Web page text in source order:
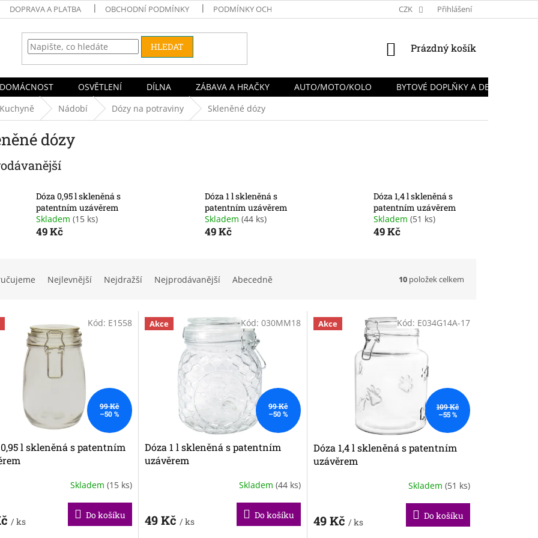
DOPRAVA A PLATBA OBCHODNÍ PODMÍNKY PODMÍNKY OCHRANY OSOBNÍCH ÚDAJŮ REKLAMACE A VRÁCENÍ ZBOŽÍ
CZK Přihlášení
HLEDAT
NÁKUPNÍ
Prázdný košík
DOMÁCNOST OSVĚTLENÍ DÍLNA ZÁBAVA A HRAČKY AUTO/MOTO/KOLO
BYTOVÉ DOPLŇKY A DEKORACE
Kuchyně Nádobí Dózy na potraviny Skleněné dózy
dózy
Dóza 0,95 l skleněná s
patentním uzávěrem
Skladem (15 ks)
49 Kč
Dóza 1 l skleněná s
patentním uzávěrem
Skladem (44 ks)
49 Kč
Dóza 1,4 l skleněná s
patentním uzávěrem
Skladem (51 ks)
49 Kč
Nejlevnější Nejdražší Nejprodávanější Abecedně 10 položek celkem
99 Kč
–50 %
l skleněná s patentním
Skladem (15 ks)
/ ks
Do košíku
Kód: E1558 Akce
99 Kč
–50 %
Dóza 1 l skleněná s patentním
uzávěrem
Skladem (44 ks)
49 Kč / ks
Do košíku
Kód: 030MM18 Akce
109 Kč
–55 %
Dóza 1,4 l skleněná s patentním
uzávěrem
Skladem (51 ks)
49 Kč / ks
Do košíku
Kód: E034G14A-17